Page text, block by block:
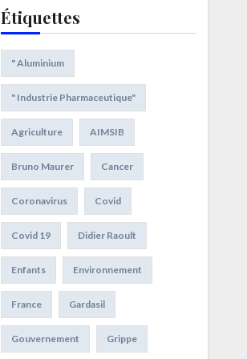
Étiquettes
" Aluminium
" Industrie Pharmaceutique"
Agriculture AIMSIB
Bruno Maurer Cancer
Coronavirus Covid
Covid 19 Didier Raoult
Enfants Environnement
France Gardasil
Gouvernement Grippe